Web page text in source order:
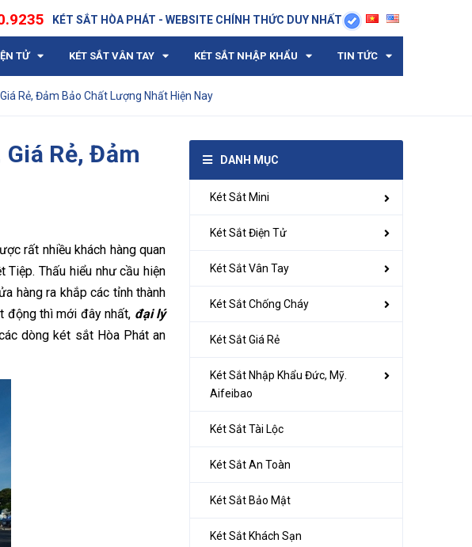
KÉT SẮT HÒA PHÁT - WEBSITE CHÍNH THỨC DUY NHẤT
TỬ KÉT SẮT VÂN TAY KÉT SẮT NHẬP KHẨU TIN TỨC
Rẻ, Đảm Bảo Chất Lượng Nhất Hiện Nay
Rẻ, Đảm
rất nhiều khách hàng quan
Thấu hiểu như cầu hiện
hàng ra khắp các tỉnh thành
động thì mới đây nhất, đại lý
dòng két sắt Hòa Phát an
DANH MỤC
Két Sắt Mini
Két Sắt Điện Tử
Két Sắt Vân Tay
Két Sắt Chống Cháy
Két Sắt Giá Rẻ
Két Sắt Nhập Khẩu Đức, Mỹ.
Aifeibao
Két Sắt Tài Lộc
Két Sắt An Toàn
Két Sắt Bảo Mật
Két Sắt Khách Sạn